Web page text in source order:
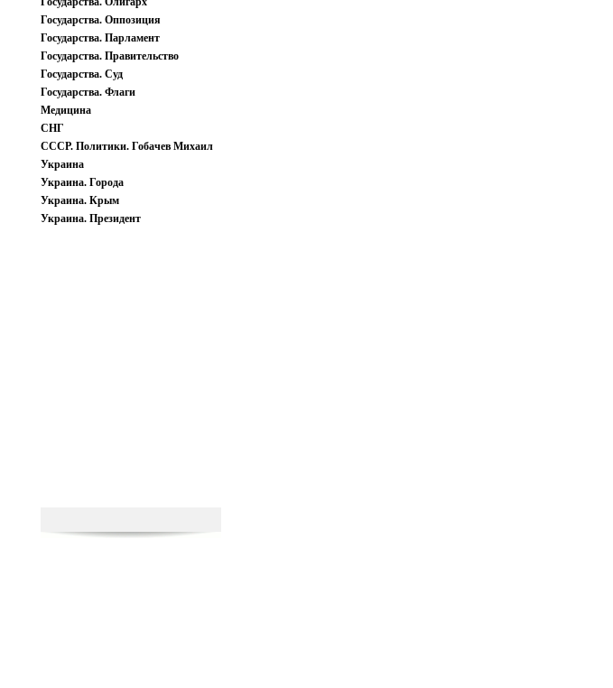
Государства. Оппозиция
Государства. Парламент
Государства. Правительство
Государства. Суд
Государства. Флаги
Медицина
СНГ
СССР. Политики. Гобачев Михаил
Украина
Украина. Города
Украина. Крым
Украина. Президент